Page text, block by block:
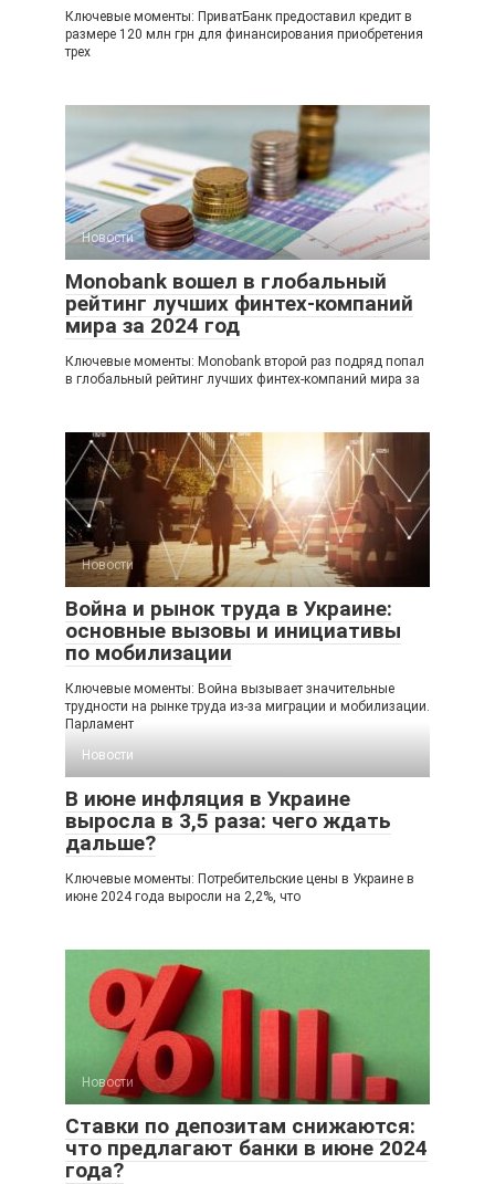
Ключевые моменты: ПриватБанк предоставил кредит в
размере 120 млн грн для финансирования приобретения
трех
Новости
Monobank вошел в глобальный
рейтинг лучших финтех-компаний
мира за 2024 год
Ключевые моменты: Monobank второй раз подряд попал
в глобальный рейтинг лучших финтех-компаний мира за
Новости
Война и рынок труда в Украине:
основные вызовы и инициативы
по мобилизации
Ключевые моменты: Война вызывает значительные
трудности на рынке труда из-за миграции и мобилизации.
Парламент
Новости
В июне инфляция в Украине
выросла в 3,5 раза: чего ждать
дальше?
Ключевые моменты: Потребительские цены в Украине в
июне 2024 года выросли на 2,2%, что
Новости
Ставки по депозитам снижаются:
что предлагают банки в июне 2024
года?